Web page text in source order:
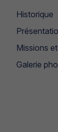
Historique
Missions
Galerie